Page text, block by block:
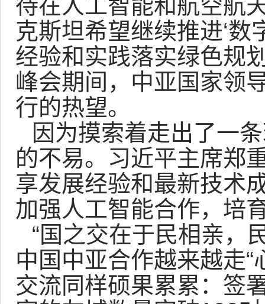
待在人工智能和航空航
克斯坦希望继续推进‘数
经验和实践落实绿色规
峰会期间，中亚国家领
行的热望。
因为摸索着走出了一
的不易。习近平主席郑
享发展经验和最新技术
加强人工智能合作，培
“国之交在于民相亲，
中国中亚合作越来越走“
交流同样硕果累累：签